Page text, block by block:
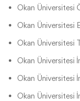
Okan Üniversitesi
Okan Üniversitesi
Okan Üniversitesi
Okan Üniversitesi
Okan Üniversitesi
Okan Üniversitesi